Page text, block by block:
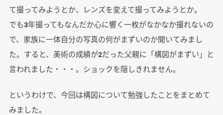
て撮ってみようとか、レンズを変えて撮ってみようとか。
でも3年撮ってもなんだか心に響く一枚がなかなか撮れないの
で、家族に一体自分の写真の何がまずいのか聞いてみまし
た。すると、美術の成績が2だった父親に「構図がまずい」と
言われました・・・。ショックを隠しきれません。
というわけで、今回は構図について勉強したことをまとめて
みました。